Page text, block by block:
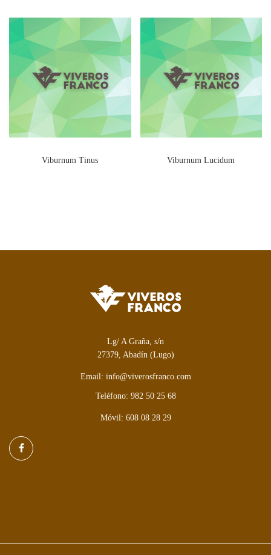
Viburnum Tinus Viburnum Lucidum
Lg/ A Graña, s/n
27379, Abadín (Lugo)
Email: info@viverosfranco.com
Teléfono: 982 50 25 68
Móvil: 608 08 28 29